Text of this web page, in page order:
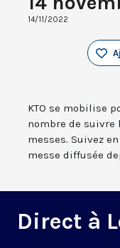
14/11/2022
KTO se mobilise
nombre de
messes. Suivez
messe diffusée
Direct à